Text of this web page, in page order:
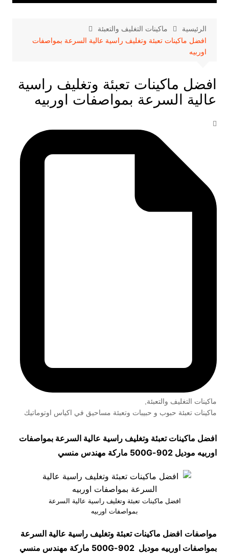
الرئيسية
ماكينات التغليف والتعبئة
افضل ماكينات تعبئة وتغليف راسية عالية السرعة بمواصفات
اوربيه
افضل ماكينات تعبئة وتغليف راسية
عالية السرعة بمواصفات اوربيه
ماكينات التغليف والتعبئة,
ماكينات تعبئة حبوب و حبيبات وتعبئة مساحيق في اكياس اوتوماتيك
افضل ماكينات تعبئة وتغليف راسية عالية السرعة بمواصفات
اوربيه موديل 902-500G ماركة مهندس منسي
افضل ماكينات تعبئة وتغليف راسية عالية السرعة
بمواصفات اوربيه
مواصفات افضل ماكينات تعبئة وتغليف راسية عالية السرعة
بمواصفات اوربيه موديل 902-500G ماركة مهندس منسي